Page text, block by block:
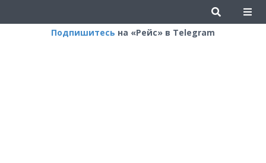
Подпишитесь на «Рейс» в Telegram